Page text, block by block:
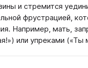
и стремится
фрустрацией,
Например, мать,
или упреками («Ты